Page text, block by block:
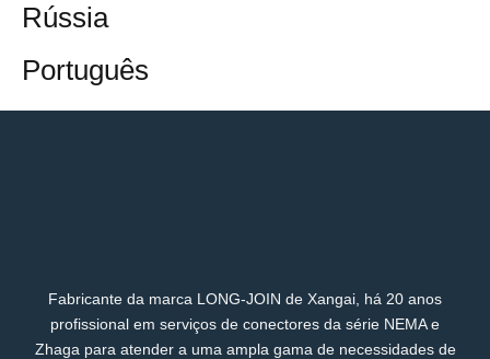
Rússia
Português
Fabricante da marca LONG-JOIN de Xangai, há 20 anos
profissional em serviços de conectores da série NEMA e
Zhaga para atender a uma ampla gama de necessidades de